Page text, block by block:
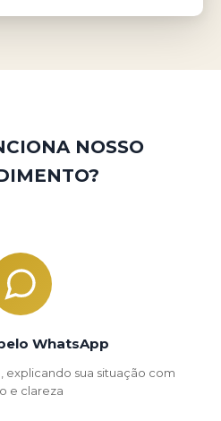
NOSSO
WhatsApp
explicando sua situação com
e clareza